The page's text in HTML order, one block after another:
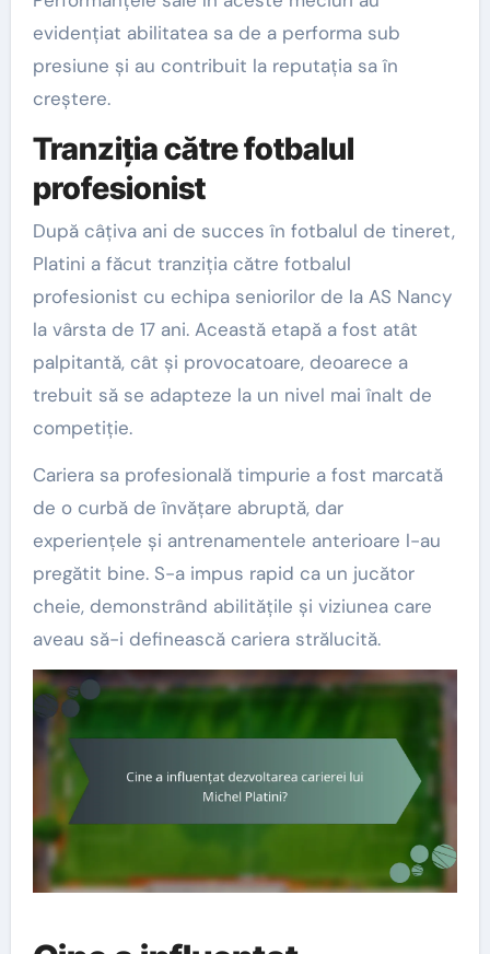
evidențiat abilitatea sa de a performa sub
presiune și au contribuit la reputația sa în
creștere.
Tranziția către fotbalul
profesionist
După câțiva ani de succes în fotbalul de tineret,
Platini a făcut tranziția către fotbalul
profesionist cu echipa seniorilor de la AS Nancy
la vârsta de 17 ani. Această etapă a fost atât
palpitantă, cât și provocatoare, deoarece a
trebuit să se adapteze la un nivel mai înalt de
competiție.
Cariera sa profesională timpurie a fost marcată
de o curbă de învățare abruptă, dar
experiențele și antrenamentele anterioare l-au
pregătit bine. S-a impus rapid ca un jucător
cheie, demonstrând abilitățile și viziunea care
aveau să-i definească cariera strălucită.